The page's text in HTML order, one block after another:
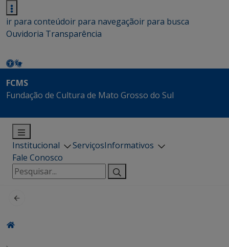
ir para conteúdoir para navegaçãoir para busca
Ouvidoria Transparência
FCMS
Fundação de Cultura de Mato Grosso do Sul
Institucional ServiçosInformativos
Fale Conosco
Pesquisar
por: